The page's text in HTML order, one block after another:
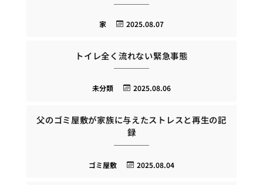
2025.08.07
家
トイレ全く流れない緊急事態
2025.08.06
未分類
父のゴミ屋敷が家族に与えたストレスと再生の記
録
2025.08.04
ゴミ屋敷